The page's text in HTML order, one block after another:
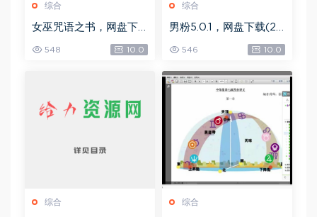
综合
女巫咒语之书，网盘下
548 10.0
综合
男粉5.0.1，网盘下载(25
546 10.0
综合 综合